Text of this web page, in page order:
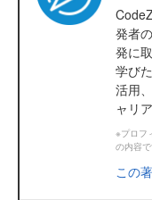
発者
発に
学び
活用
ャリ
※プロフ
の内容
この